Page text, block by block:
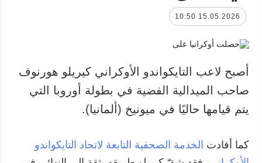
15.05.2026 10:50
أصبح لاعب التايكواندو الأوكراني كيريلو هورنوف
صاحب الميدالية الفضية في بطولة أوروبا التي
يتم قيامها حاليًا في ميونيخ (ألمانيا).
كما أفادت الخدمة الصحفية التابعة لاتحاد التايكواندو